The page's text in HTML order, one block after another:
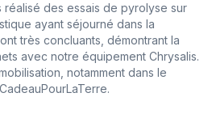
des essais de pyrolyse sur
ayant séjourné dans la
très concluants, démontrant la
avec notre équipement Chrysalis.
notamment dans le